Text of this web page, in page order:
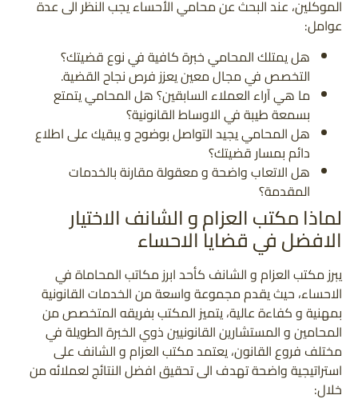
الموكلين، عند البحث عن محامي الأحساء يجب النظر الى عدة
عوامل:
هل يمتلك المحامي خبرة كافية في نوع قضيتك؟
التخصص في مجال معين يعزز فرص نجاح القضية.
ما هي آراء العملاء السابقين؟ هل المحامي يتمتع
بسمعة طيبة في الاوساط القانونية؟
هل المحامي يجيد التواصل بوضوح و يبقيك على اطلاع
دائم بمسار قضيتك؟
هل الاتعاب واضحة و معقولة مقارنة بالخدمات
المقدمة؟
لماذا مكتب العزام و الشانف الاختيار
الافضل في قضايا الاحساء
يبرز مكتب العزام و الشانف كأحد ابرز مكاتب المحاماة في
الاحساء، حيث يقدم مجموعة واسعة من الخدمات القانونية
بمهنية و كفاءة عالية، يتميز المكتب بفريقه المتخصص من
المحامين و المستشارين القانونيين ذوي الخبرة الطويلة في
مختلف فروع القانون، يعتمد مكتب العزام و الشانف على
استراتيجية واضحة تهدف الى تحقيق افضل النتائج لعملائه من
خلال: